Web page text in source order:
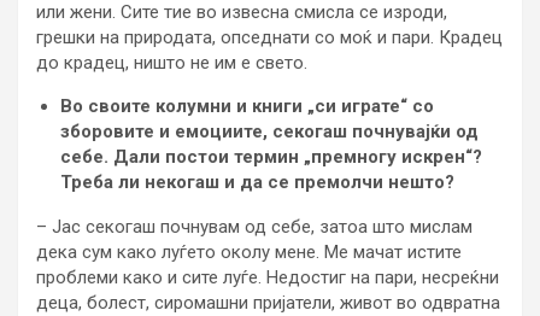
или жени. Сите тие во извесна смисла се изроди,
грешки на природата, опседнати со моќ и пари. Крадец
до крадец, ништо не им е свето.
Во своите колумни и книги „си играте“ со
зборовите и емоциите, секогаш почнувајќи од
себе. Дали постои термин „премногу искрен“?
Треба ли некогаш и да се премолчи нешто?
– Јас секогаш почнувам од себе, затоа што мислам
дека сум како луѓето околу мене. Ме мачат истите
проблеми како и сите луѓе. Недостиг на пари, несреќни
деца, болест, сиромашни пријатели, живот во одвратна